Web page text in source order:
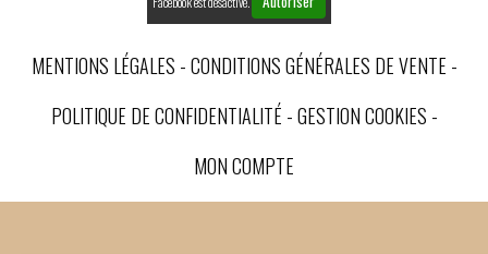
MENTIONS LÉGALES CONDITIONS GÉNÉRALES DE VENTE
POLITIQUE DE CONFIDENTIALITÉ GESTION COOKIES
MON COMPTE